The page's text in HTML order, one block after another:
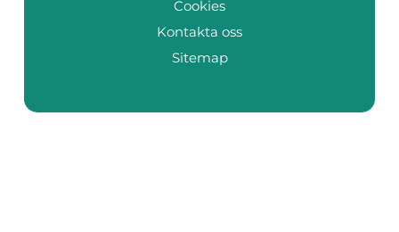
Cookies
Kontakta oss
Sitemap